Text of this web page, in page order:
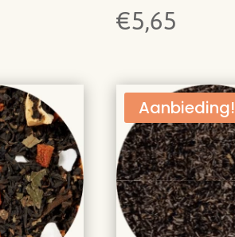
€5,65
Aanbieding!